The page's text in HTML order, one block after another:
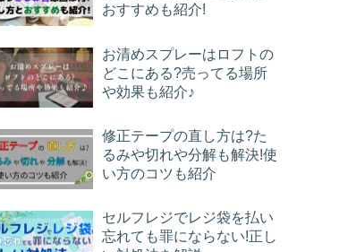
おすすめも紹介!
お清めスプレーはロフトの
どこにある?売ってる場所
や効果も紹介♪
修正テープの直し方は?た
るみや切れや分解も解決!使
い方のコツも紹介
セルフレジでレジ袋を払い
忘れても罪にならない!正し